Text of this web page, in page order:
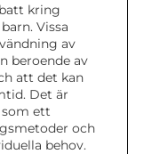
kring
Vissa
av
beroende av
att det kan
Det är
ett
och
behov.